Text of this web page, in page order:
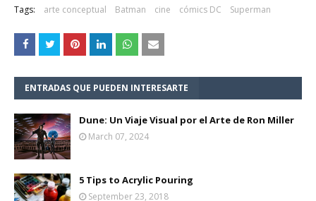
Tags: arte conceptual Batman cine cómics DC Superman
ENTRADAS QUE PUEDEN INTERESARTE
Dune: Un Viaje Visual por el Arte de Ron Miller
March 07, 2024
5 Tips to Acrylic Pouring
September 23, 2018